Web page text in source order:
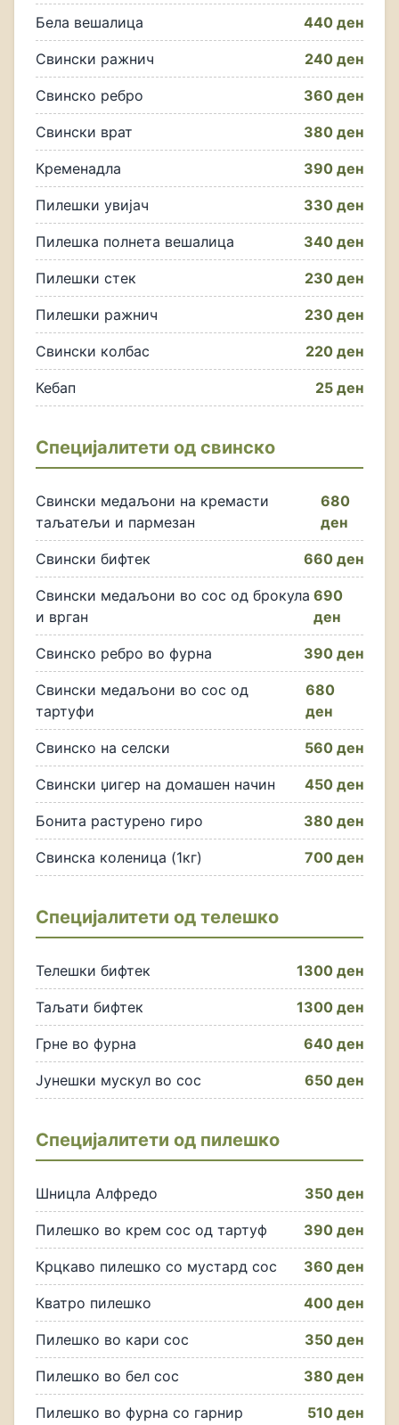
Бела вешалица 440 ден
Свински ражнич 240 ден
Свинско ребро 360 ден
Свински врат 380 ден
Кременадла 390 ден
Пилешки увијач 330 ден
Пилешка полнета вешалица 340 ден
Пилешки стек 230 ден
Пилешки ражнич 230 ден
Свински колбас 220 ден
Кебап 25 ден
Специјалитети од свинско
Свински медаљони на кремасти
таљатељи и пармезан
680
ден
Свински бифтек 660 ден
Свински медаљони во сос од брокула
и врган
690
ден
Свинско ребро во фурна 390 ден
Свински медаљони во сос од
тартуфи
680
ден
Свинско на селски 560 ден
Свински џигер на домашен начин 450 ден
Бонита растурено гиро 380 ден
Свинска коленица (1кг) 700 ден
Специјалитети од телешко
Телешки бифтек 1300 ден
Таљати бифтек 1300 ден
Грне во фурна 640 ден
Јунешки мускул во сос 650 ден
Специјалитети од пилешко
Шницла Алфредо 350 ден
Пилешко во крем сос од тартуф 390 ден
Крцкаво пилешко со мустард сос 360 ден
Кватро пилешко 400 ден
Пилешко во кари сос 350 ден
Пилешко во бел сос 380 ден
Пилешко во фурна со гарнир 510 ден